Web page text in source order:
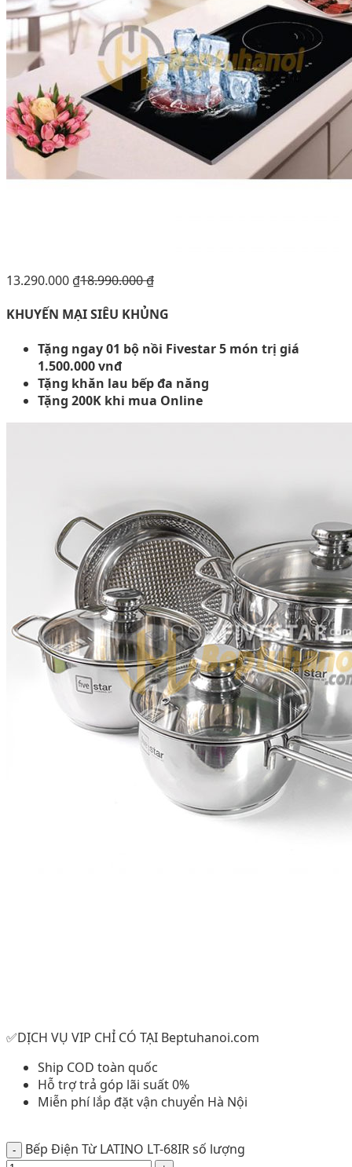
13.290.000 ₫18.990.000₫
KHUYẾN MẠI SIÊU KHỦNG
Tặng ngay 01 bộ nồi Fivestar 5 món trị giá
1.500.000 vnđ
Tặng khăn lau bếp đa năng
Tặng 200K khi mua Online
✅DỊCH VỤ VIP CHỈ CÓ TẠI Beptuhanoi.com
Ship COD toàn quốc
Hỗ trợ trả góp lãi suất 0%
Miễn phí lắp đặt vận chuyển Hà Nội
Bếp Điện Từ LATINO LT-68IR số lượng